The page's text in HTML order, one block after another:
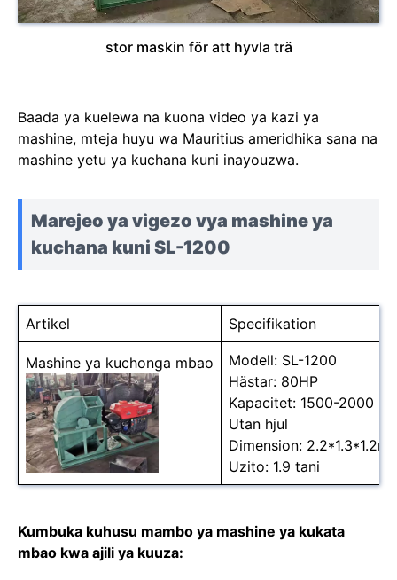
stor maskin för att hyvla trä
Baada ya kuelewa na kuona video ya kazi ya
mashine, mteja huyu wa Mauritius ameridhika sana na
mashine yetu ya kuchana kuni inayouzwa.
Marejeo ya vigezo vya mashine ya
kuchana kuni SL-1200
Artikel Specifikation
Mashine ya kuchonga mbao
Modell: SL-1200
Hästar: 80HP
Kapacitet: 1500-2000
Utan hjul
Dimension: 2.2*1.3*1.2m
Uzito: 1.9 tani
Kumbuka kuhusu mambo ya mashine ya kukata
mbao kwa ajili ya kuuza: